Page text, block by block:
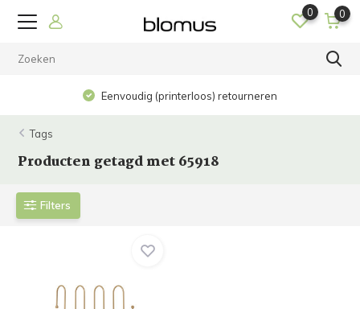
0 0
Eenvoudig (printerloos) retourneren
Tags
Producten getagd met 65918
Filters